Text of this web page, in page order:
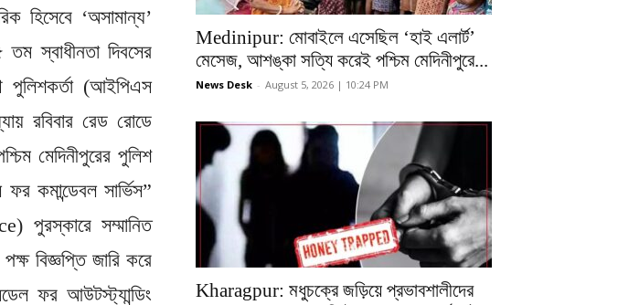
হিসেবে ‘অসামান্য’
স্বাধীনতা দিবসের
(আইপিএস
রবিবার রেড রোডে
মেদিনীপুরের পুলিশ
কমান্ডেবল সার্ভিস”
সম্মানিত
বিজ্ঞপ্তি জারি করে
ফর আউটস্ট্যান্ডিং
Medinipur: মোবাইলে এসেছিল ‘হাই এলার্ট’
মেসেজ, আশঙ্কা সত্যি করেই পশ্চিম মেদিনীপুরে...
News Desk - August 5, 2026 | 10:24 PM
Kharagpur: মধুচক্রে জড়িয়ে প্রভাবশালীদের